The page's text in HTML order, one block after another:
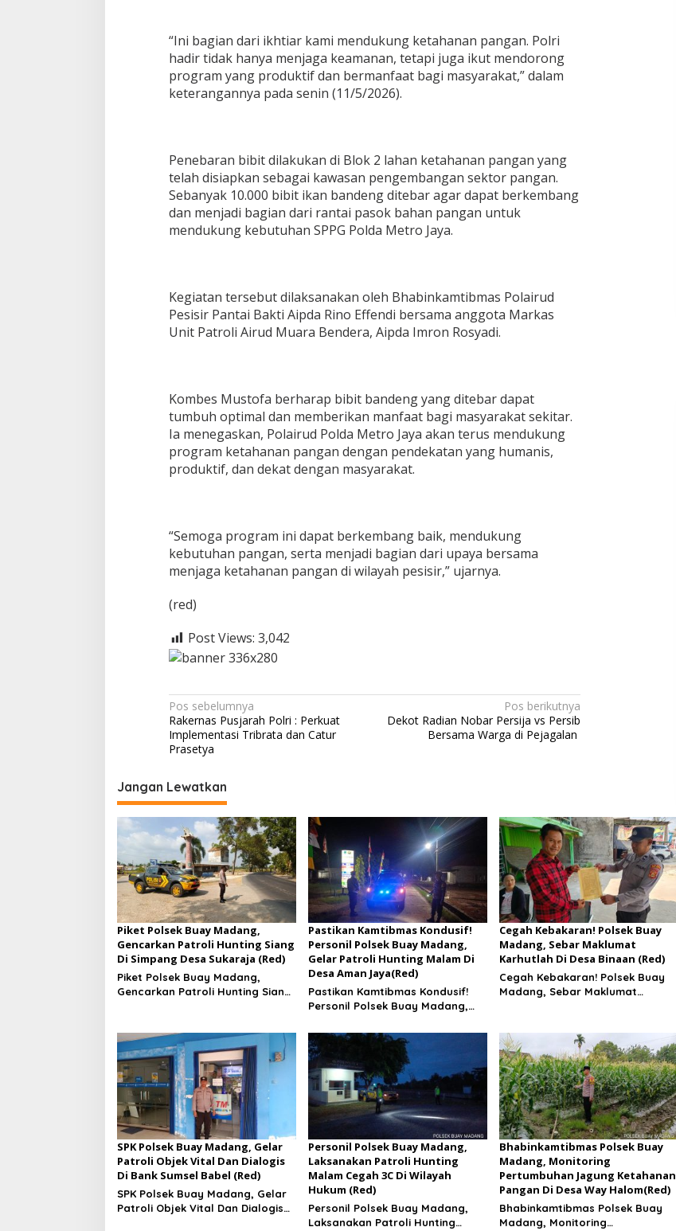
“Ini bagian dari ikhtiar kami mendukung ketahanan pangan. Polri
hadir tidak hanya menjaga keamanan, tetapi juga ikut mendorong
program yang produktif dan bermanfaat bagi masyarakat,” dalam
keterangannya pada senin (11/5/2026).
Penebaran bibit dilakukan di Blok 2 lahan ketahanan pangan yang
telah disiapkan sebagai kawasan pengembangan sektor pangan.
Sebanyak 10.000 bibit ikan bandeng ditebar agar dapat berkembang
dan menjadi bagian dari rantai pasok bahan pangan untuk
mendukung kebutuhan SPPG Polda Metro Jaya.
Kegiatan tersebut dilaksanakan oleh Bhabinkamtibmas Polairud
Pesisir Pantai Bakti Aipda Rino Effendi bersama anggota Markas
Unit Patroli Airud Muara Bendera, Aipda Imron Rosyadi.
Kombes Mustofa berharap bibit bandeng yang ditebar dapat
tumbuh optimal dan memberikan manfaat bagi masyarakat sekitar.
Ia menegaskan, Polairud Polda Metro Jaya akan terus mendukung
program ketahanan pangan dengan pendekatan yang humanis,
produktif, dan dekat dengan masyarakat.
“Semoga program ini dapat berkembang baik, mendukung
kebutuhan pangan, serta menjadi bagian dari upaya bersama
menjaga ketahanan pangan di wilayah pesisir,” ujarnya.
(red)
Post Views: 3,042
N
a
v
i
g
a
s
i
p
o
s
Pos sebelumnya
Rakernas Pusjarah Polri : Perkuat
Implementasi Tribrata dan Catur
Prasetya
Pos berikutnya
Dekot Radian Nobar Persija vs Persib
Bersama Warga di Pejagalan
Jangan Lewatkan
Piket Polsek Buay Madang,
Gencarkan Patroli Hunting Siang
Di Simpang Desa Sukaraja (Red)
Piket Polsek Buay Madang,
Gencarkan Patroli Hunting Siang
Pastikan Kamtibmas Kondusif!
Personil Polsek Buay Madang,
Gelar Patroli Hunting Malam Di
Desa Aman Jaya(Red)
Pastikan Kamtibmas Kondusif!
Personil Polsek Buay Madang,
Desa Aman Jaya
Cegah Kebakaran! Polsek Buay
Madang, Sebar Maklumat
Karhutlah Di Desa Binaan (Red)
Cegah Kebakaran! Polsek Buay
Madang, Sebar Maklumat
SPK Polsek Buay Madang, Gelar
Patroli Objek Vital Dan Dialogis
Di Bank Sumsel Babel (Red)
SPK Polsek Buay Madang, Gelar
Patroli Objek Vital Dan Dialogis
Personil Polsek Buay Madang,
Laksanakan Patroli Hunting
Malam Cegah 3C Di Wilayah
Hukum (Red)
Personil Polsek Buay Madang,
Laksanakan Patroli Hunting
Bhabinkamtibmas Polsek Buay
Madang, Monitoring
Pertumbuhan Jagung Ketahanan
Pangan Di Desa Way Halom(Red)
Bhabinkamtibmas Polsek Buay
Madang, Monitoring